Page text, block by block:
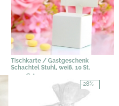
Tischkarte / Gastgeschenk
Schachtel Stuhl, weiß, 10 St.
1,94 € *
-28%